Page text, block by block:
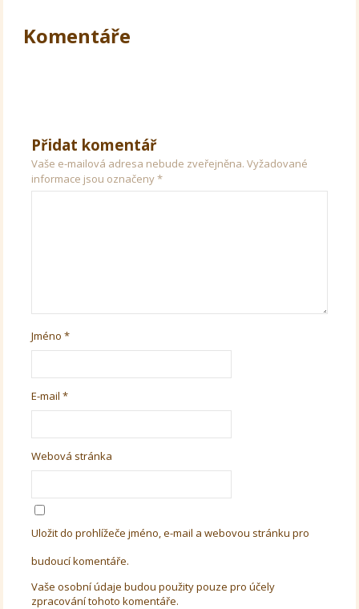
Komentáře
Přidat komentář
Vaše e-mailová adresa nebude zveřejněna. Vyžadované
informace jsou označeny*
Jméno*
E-mail*
Webová stránka
Uložit do prohlížeče jméno, e-mail a webovou stránku pro
budoucí komentáře.
Vaše osobní údaje budou použity pouze pro účely
zpracování tohoto komentáře.